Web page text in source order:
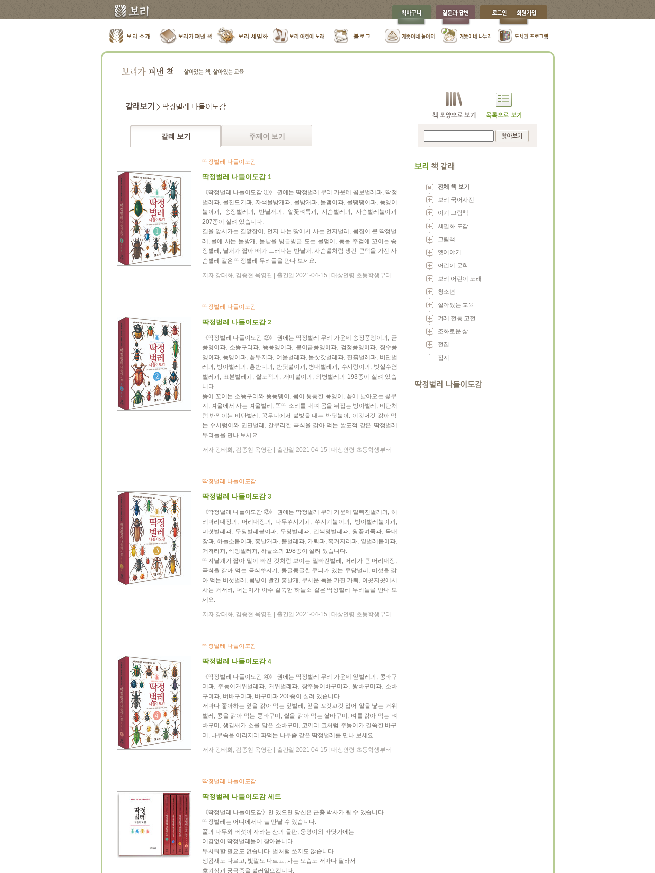
갈래보기 > 딱정벌레 나들이도감
갈래 보기 주제어 보기
딱정벌레 나들이도감
딱정벌레 나들이도감 1
《딱정벌레 나들이도감 ①》 권에는 딱정벌레 무리 가운데 곰보벌레과, 딱정
벌레과, 물진드기과, 자색물방개과, 물방개과, 물맴이과, 물땡땡이과, 풍뎅이
붙이과, 송장벌레과, 반날개과, 알꽃벼룩과, 사슴벌레과, 사슴벌레붙이과
207종이 실려 있습니다.
길을 앞서가는 길앞잡이, 먼지 나는 땅에서 사는 먼지벌레, 몸집이 큰 딱정벌
레, 물에 사는 물방개, 물낯을 빙글빙글 도는 물맴이, 동물 주검에 꼬이는 송
장벌레, 날개가 짧아 배가 드러나는 반날개, 사슴뿔처럼 생긴 큰턱을 가진 사
슴벌레 같은 딱정벌레 무리들을 만나 보세요.
저자 강태화, 김종현 옥영관 | 출간일 2021-04-15 | 대상연령 초등학생부터
딱정벌레 나들이도감
딱정벌레 나들이도감 2
《딱정벌레 나들이도감 ②》 권에는 딱정벌레 무리 가운데 송장풍뎅이과, 금
풍뎅이과, 소똥구리과, 똥풍뎅이과, 붙이금풍뎅이과, 검정풍뎅이과, 장수풍
뎅이과, 풍뎅이과, 꽃무지과, 여울벌레과, 물삿갓벌레과, 진흙벌레과, 비단벌
레과, 방아벌레과, 홍반디과, 반딧불이과, 병대벌레과, 수시렁이과, 빗살수염
벌레과, 표본벌레과, 쌀도적과, 개미붙이과, 의병벌레과 193종이 실려 있습
니다.
똥에 꼬이는 소똥구리와 똥풍뎅이, 몸이 통통한 풍뎅이, 꽃에 날아오는 꽃무
지, 여울에서 사는 여울벌레, 똑딱 소리를 내며 몸을 뒤집는 방아벌레, 비단처
럼 반짝이는 비단벌레, 꽁무니에서 불빛을 내는 반딧불이, 이것저것 갉아 먹
는 수시렁이와 권연벌레, 갈무리한 곡식을 갉아 먹는 쌀도적 같은 딱정벌레
무리들을 만나 보세요.
저자 강태화, 김종현 옥영관 | 출간일 2021-04-15 | 대상연령 초등학생부터
딱정벌레 나들이도감
딱정벌레 나들이도감 3
《딱정벌레 나들이도감 ③》 권에는 딱정벌레 무리 가운데 밑빠진벌레과, 허
리머리대장과, 머리대장과, 나무쑤시기과, 쑤시기붙이과, 방아벌레붙이과,
버섯벌레과, 무당벌레붙이과, 무당벌레과, 긴썩덩벌레과, 왕꽃벼룩과, 목대
장과, 하늘소붙이과, 홍날개과, 뿔벌레과, 가뢰과, 혹거저리과, 잎벌레붙이과,
거저리과, 썩덩벌레과, 하늘소과 198종이 실려 있습니다.
딱지날개가 짧아 밑이 빠진 것처럼 보이는 밑빠진벌레, 머리가 큰 머리대장,
곡식을 갉아 먹는 곡식쑤시기, 동글동글한 무늬가 있는 무당벌레, 버섯을 갉
아 먹는 버섯벌레, 몸빛이 빨간 홍날개, 무서운 독을 가진 가뢰, 이곳저곳에서
사는 거저리, 더듬이가 아주 길쭉한 하늘소 같은 딱정벌레 무리들을 만나 보
세요.
저자 강태화, 김종현 옥영관 | 출간일 2021-04-15 | 대상연령 초등학생부터
딱정벌레 나들이도감
딱정벌레 나들이도감 4
《딱정벌레 나들이도감 ④》 권에는 딱정벌레 무리 가운데 잎벌레과, 콩바구
미과, 주둥이거위벌레과, 거위벌레과, 창주둥이바구미과, 왕바구미과, 소바
구미과, 벼바구미과, 바구미과 200종이 실려 있습니다.
저마다 좋아하는 잎을 갉아 먹는 잎벌레, 잎을 꼬깃꼬깃 접어 알을 낳는 거위
벌레, 콩을 갉아 먹는 콩바구미, 쌀을 갉아 먹는 쌀바구미, 벼를 갉아 먹는 벼
바구미, 생김새가 소를 닮은 소바구미, 코끼리 코처럼 주둥이가 길쭉한 바구
미, 나무속을 이리저리 파먹는 나무좀 같은 딱정벌레를 만나 보세요.
저자 강태화, 김종현 옥영관 | 출간일 2021-04-15 | 대상연령 초등학생부터
딱정벌레 나들이도감
딱정벌레 나들이도감 세트
《딱정벌레 나들이도감》만 있으면 당신은 곤충 박사가 될 수 있습니다.
딱정벌레는 어디에서나 늘 만날 수 있습니다.
풀과 나무와 버섯이 자라는 산과 들판, 웅덩이와 바닷가에는
어김없이 딱정벌레들이 찾아옵니다.
무서워할 필요도 없습니다. 벌처럼 쏘지도 않습니다.
생김새도 다르고, 빛깔도 다르고, 사는 모습도 저마다 달라서
호기심과 궁금증을 불러일으킵니다.
보리 책 갈래
전체 책 보기
보리 국어사전
아기 그림책
세밀화 도감
그림책
옛이야기
어린이 문학
보리 어린이 노래
청소년
살아있는 교육
겨레 전통 고전
조화로운 삶
전집
잡지
딱정벌레 나들이도감